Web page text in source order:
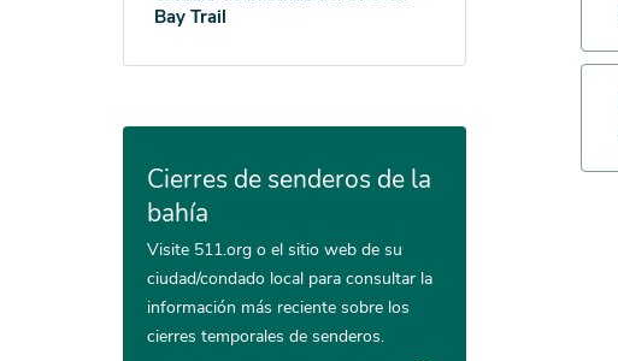
Bay Trail
Cierres de senderos de la
bahía
Visite 511.org o el sitio web de su
ciudad/condado local para consultar la
información más reciente sobre los
cierres temporales de senderos.